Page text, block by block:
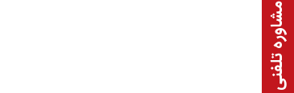
مشاوره تلفنی